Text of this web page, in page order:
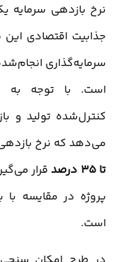
نرخ بازدهی
جذابیت اقتصادی
سرمایه‌گذاری
است. با توجه به
کنترل‌شده تولید و
می‌دهد که نرخ بازدهی
تا ۳۵ درصد
قرار
پروژه در مقایسه با
است.